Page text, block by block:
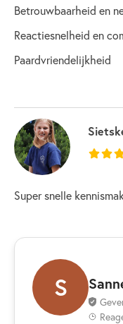
Betrouwbaarheid en
Reactiesnelheid en
Paardvriendelijkheid
Super snelle
S